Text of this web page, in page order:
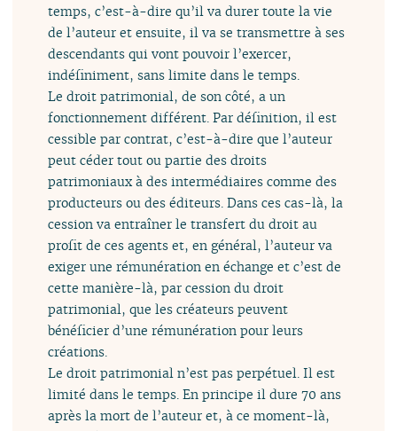
temps, c’est-à-dire qu’il va durer toute la vie
de l’auteur et ensuite, il va se transmettre à ses
descendants qui vont pouvoir l’exercer,
indéfiniment, sans limite dans le temps.
Le droit patrimonial, de son côté, a un
fonctionnement différent. Par définition, il est
cessible par contrat, c’est-à-dire que l’auteur
peut céder tout ou partie des droits
patrimoniaux à des intermédiaires comme des
producteurs ou des éditeurs. Dans ces cas-là, la
cession va entraîner le transfert du droit au
profit de ces agents et, en général, l’auteur va
exiger une rémunération en échange et c’est de
cette manière-là, par cession du droit
patrimonial, que les créateurs peuvent
bénéficier d’une rémunération pour leurs
créations.
Le droit patrimonial n’est pas perpétuel. Il est
limité dans le temps. En principe il dure 70 ans
après la mort de l’auteur et, à ce moment-là,